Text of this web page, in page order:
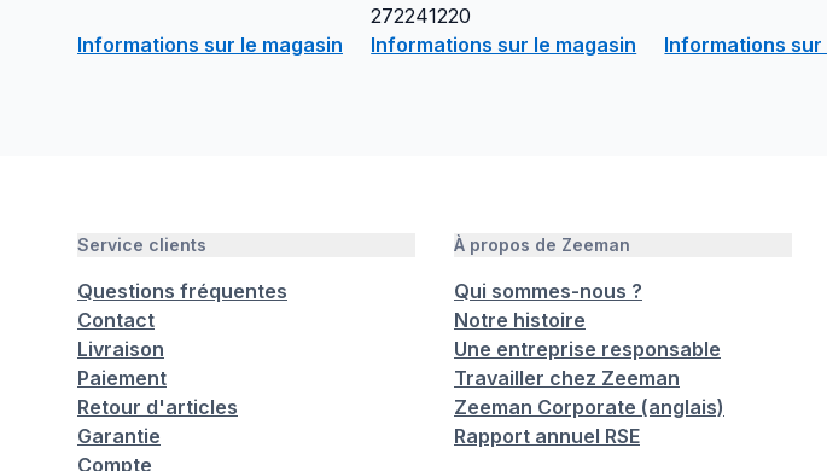
Informations sur le magasin
272241220
Informations sur le magasin
Informations sur
Service clients
Questions fréquentes
Contact
Livraison
Paiement
Retour d'articles
Garantie
Compte
À propos de Zeeman
Qui sommes-nous ?
Notre histoire
Une entreprise responsable
Travailler chez Zeeman
Zeeman Corporate (anglais)
Rapport annuel RSE